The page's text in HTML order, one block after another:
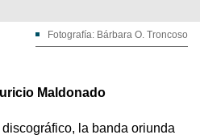
Fotografía: Bárbara O. Troncoso
Maldonado
la banda oriunda